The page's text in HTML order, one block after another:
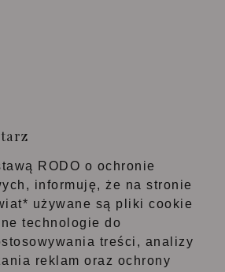
RODO o ochronie
informuję, że na stronie
używane są pliki cookie
technologie do
treści, analizy
reklam oraz ochrony